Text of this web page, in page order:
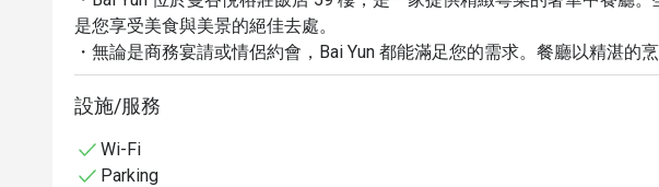
是您享受美食與美景的絕佳去處。
・無論是商務宴請或情侶約會，Bai Yun 都能滿足您的需求。餐廳以精湛的
名，招牌菜包括脆皮燒肉、蜜汁叉燒和各式精美點心，每一道菜都值得細細
・預訂 Bai Yun，享受高達 5 折的超值優惠！讓您在高空美景中品嚐頂級粵
設施/服務
Wi-Fi
Parking